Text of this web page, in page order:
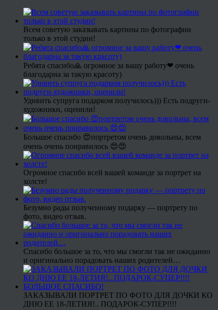
Всем советую заказывать картины по фотографии
только в этой студии!
Ребята спасибо🙏 огромное за вашу работу❤ очень
благодарна за такую красоту)
Удивить супруга подарком получилось))) Есть подруги-
художники, оценили!
Большое спасибо 😍портретом очень довольны, всем
очень очень понравилось 😍😍
Огромное спасибо всей вашей команде за портрет на
холсте!
Безумно рады полученному подарку — портрету по
фото, видео отзыв.
Спасибо большое за то, что мы смогли так не ожиданно
и оригинально порадовать наших родителей…
ЗАКАЗЫВАЛИ ПОРТРЕТ ПО ФОТО ДЛЯ ДОЧКИ КО
ДНЮ ЕЕ 18-ЛЕТИЯ!.. ПОДАРОК-СУПЕР!!!!